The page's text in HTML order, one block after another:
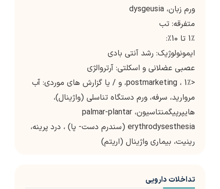
ورم زبان، dysgeusia
متفرقه: تب
1٪ تا 10٪:
ایمونولوژیک: رشد آنتی بادی
عصبی عضلانی و اسکلتی: آرتروالژی
<1٪ ، postmarketing، و / يا گزارش هاي موردي: آب
مرواريد، سرفه، ورم دستگاه تناسلي (واژينال)،
هايپرپيگمنتاسيون، palmar-plantar
erythrodysesthesia (سندرم دست- پا) ، درد پرينه،
رينيت، بيماري واژينال (اریتم)
تداخلات دارویی